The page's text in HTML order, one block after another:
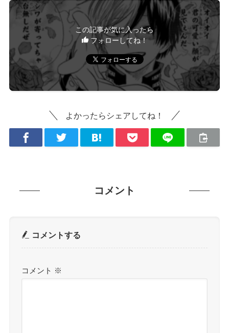
この記事が気に入ったら
フォローしてね！
よかったらシェアしてね！
コメント
コメントする
コメント ※